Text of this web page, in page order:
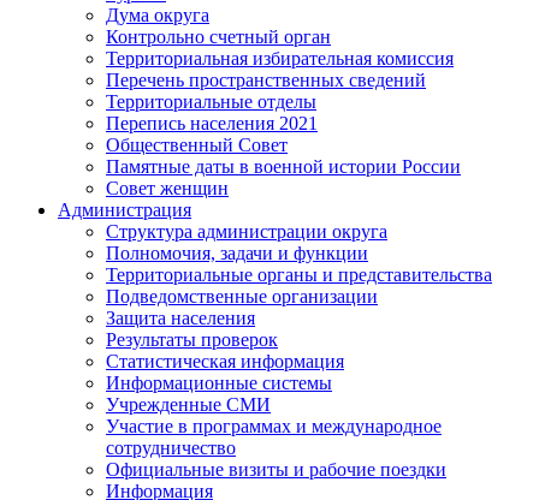
Дума округа
Контрольно счетный орган
Территориальная избирательная комиссия
Перечень пространственных сведений
Территориальные отделы
Перепись населения 2021
Общественный Совет
Памятные даты в военной истории России
Совет женщин
Администрация
Структура администрации округа
Полномочия, задачи и функции
Территориальные органы и представительства
Подведомственные организации
Защита населения
Результаты проверок
Статистическая информация
Информационные системы
Учрежденные СМИ
Участие в программах и международное
сотрудничество
Официальные визиты и рабочие поездки
Информация